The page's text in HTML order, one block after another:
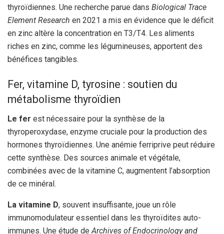
thyroïdiennes. Une recherche parue dans Biological Trace
Element Research en 2021 a mis en évidence que le déficit
en zinc altère la concentration en T3/T4. Les aliments
riches en zinc, comme les légumineuses, apportent des
bénéfices tangibles.
Fer, vitamine D, tyrosine : soutien du
métabolisme thyroïdien
Le fer est nécessaire pour la synthèse de la
thyroperoxydase, enzyme cruciale pour la production des
hormones thyroïdiennes. Une anémie ferriprive peut réduire
cette synthèse. Des sources animale et végétale,
combinées avec de la vitamine C, augmentent l’absorption
de ce minéral.
La vitamine D, souvent insuffisante, joue un rôle
immunomodulateur essentiel dans les thyroïdites auto-
immunes. Une étude de Archives of Endocrinology and